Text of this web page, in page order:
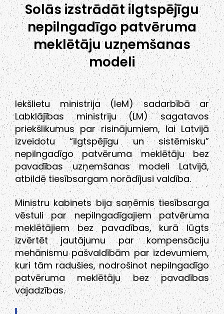
Solās izstrādāt ilgtspējīgu
nepilngadīgo patvēruma
meklētāju uzņemšanas
modeli
Iekšlietu ministrija (IeM) sadarbībā ar
Labklājības ministriju (LM) sagatavos
priekšlikumus par risinājumiem, lai Latvijā
izveidotu “ilgtspējīgu un sistēmisku”
nepilngadīgo patvēruma meklētāju bez
pavadības uzņemšanas modeli Latvijā,
atbildē tiesībsargam norādījusi valdība.
Ministru kabinets bija saņēmis tiesībsarga
vēstuli par nepilngadīgajiem patvēruma
meklētājiem bez pavadības, kurā lūgts
izvērtēt jautājumu par kompensāciju
mehānismu pašvaldībām par izdevumiem,
kuri tām radušies, nodrošinot nepilngadīgo
patvēruma meklētāju bez pavadības
vajadzības.